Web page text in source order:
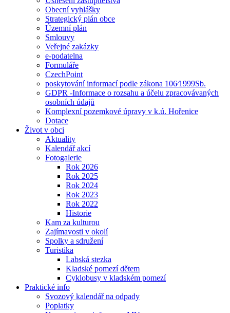
Obecní vyhlášky
Strategický plán obce
Územní plán
Smlouvy
Veřejné zakázky
e-podatelna
Formuláře
CzechPoint
poskytování informací podle zákona 106⁄1999Sb.
GDPR -Informace o rozsahu a účelu zpracovávaných
osobních údajů
Komplexní pozemkové úpravy v k.ú. Hořenice
Dotace
Život v obci
Aktuality
Kalendář akcí
Fotogalerie
Rok 2026
Rok 2025
Rok 2024
Rok 2023
Rok 2022
Historie
Kam za kulturou
Zajímavosti v okolí
Spolky a sdružení
Turistika
Labská stezka
Kladské pomezí dětem
Cyklobusy v kladském pomezí
Praktické info
Svozový kalendář na odpady
Poplatky